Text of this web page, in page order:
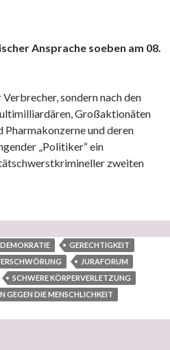
Ansprache soeben am 08.
sondern nach den
Großaktionäten
und deren
„Politiker“ ein
zweiten
Ansprache soeben am 08. Mai
DEMOKRATIE
GERECHTIGKEIT
JURAFORUM
SCHWERE KÖRPERVERLETZUNG
GEGEN DIE MENSCHLICHKEIT